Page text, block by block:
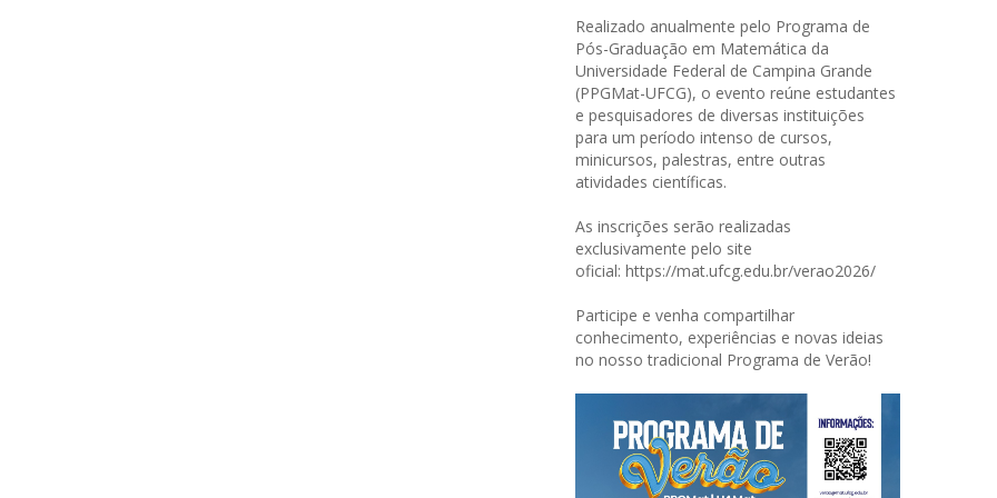
Realizado anualmente pelo Programa de
Pós-Graduação em Matemática da
Universidade Federal de Campina Grande
(PPGMat-UFCG), o evento reúne estudantes
e pesquisadores de diversas instituições
para um período intenso de cursos,
minicursos, palestras, entre outras
atividades científicas.
As inscrições serão realizadas
exclusivamente pelo site
oficial: https://mat.ufcg.edu.br/verao2026/
Participe e venha compartilhar
conhecimento, experiências e novas ideias
no nosso tradicional Programa de Verão!